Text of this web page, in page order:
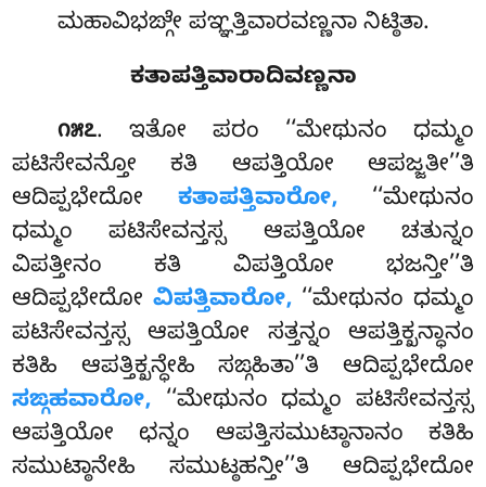
ಮಹಾವಿಭಙ್ಗೇ ಪಞ್ಞತ್ತಿವಾರವಣ್ಣನಾ ನಿಟ್ಠಿತಾ.
ಕತಾಪತ್ತಿವಾರಾದಿವಣ್ಣನಾ
೧೫೭. ಇತೋ ಪರಂ ‘‘ಮೇಥುನಂ ಧಮ್ಮಂ
ಪಟಿಸೇವನ್ತೋ ಕತಿ ಆಪತ್ತಿಯೋ ಆಪಜ್ಜತೀ’’ತಿ
ಆದಿಪ್ಪಭೇದೋ ಕತಾಪತ್ತಿವಾರೋ, ‘‘ಮೇಥುನಂ
ಧಮ್ಮಂ ಪಟಿಸೇವನ್ತಸ್ಸ ಆಪತ್ತಿಯೋ ಚತುನ್ನಂ
ವಿಪತ್ತೀನಂ ಕತಿ ವಿಪತ್ತಿಯೋ ಭಜನ್ತೀ’’ತಿ
ಆದಿಪ್ಪಭೇದೋ ವಿಪತ್ತಿವಾರೋ, ‘‘ಮೇಥುನಂ ಧಮ್ಮಂ
ಪಟಿಸೇವನ್ತಸ್ಸ ಆಪತ್ತಿಯೋ ಸತ್ತನ್ನಂ ಆಪತ್ತಿಕ್ಖನ್ಧಾನಂ
ಕತಿಹಿ ಆಪತ್ತಿಕ್ಖನ್ಧೇಹಿ ಸಙ್ಗಹಿತಾ’’ತಿ ಆದಿಪ್ಪಭೇದೋ
ಸಙ್ಗಹವಾರೋ, ‘‘ಮೇಥುನಂ ಧಮ್ಮಂ ಪಟಿಸೇವನ್ತಸ್ಸ
ಆಪತ್ತಿಯೋ ಛನ್ನಂ ಆಪತ್ತಿಸಮುಟ್ಠಾನಾನಂ ಕತಿಹಿ
ಸಮುಟ್ಠಾನೇಹಿ ಸಮುಟ್ಠಹನ್ತೀ’’ತಿ ಆದಿಪ್ಪಭೇದೋ